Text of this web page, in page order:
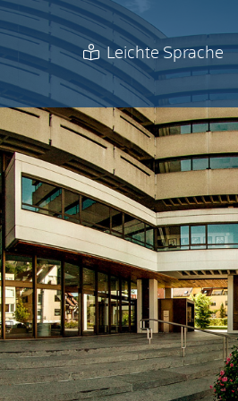
Leichte Sprache